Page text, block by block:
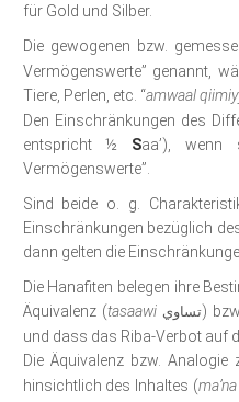
für Gold und Silber.
Die gewogenen bzw.
Vermögenswerte” genannt,
Tiere, Perlen, etc. “amwaal
Den Einschränkungen des
entspricht ½ Saa’), wenn
Vermögenswerte”.
Sind beide o. g.
Einschränkungen bezüglich
dann gelten die
Die Hanafiten belegen ihre
Äquivalenz (tasaawi تساوي)
und dass das Riba-Verbot auf
Die Äquivalenz bzw.
hinsichtlich des Inhaltes (ma’na